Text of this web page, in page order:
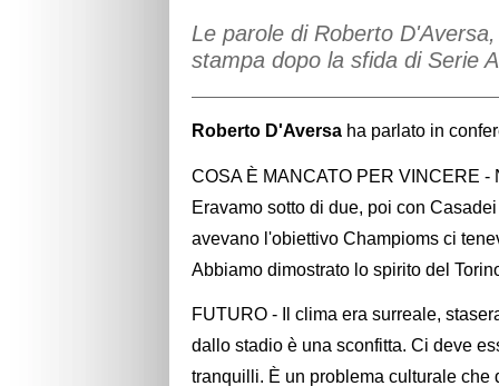
Le parole di Roberto
stampa dopo la sfida di Serie
Roberto D'Aversa ha parlato in
COSA È MANCATO PER VINCERE -
Eravamo sotto di due, poi con
avevano l'obiettivo Champioms ci
Abbiamo dimostrato lo spirito del
FUTURO - Il clima era surreale,
dallo stadio è una sconfitta. Ci deve
tranquilli. È un problema culturale